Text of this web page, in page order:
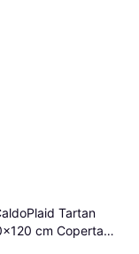
Tartan
cm Coperta